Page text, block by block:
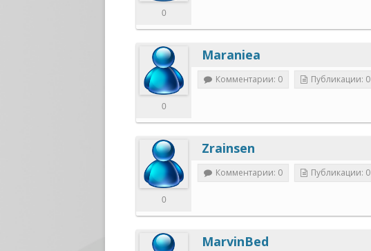
0
Maraniea
0
Комментарии: 0 Публикации: 0
Zrainsen
0
Комментарии: 0 Публикации: 0
MarvinBed